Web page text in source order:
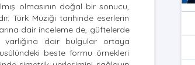
olmasının doğal bir sonucu,
Türk Müziği tarihinde eserlerin
dair inceleme de, güftelerde
varlığına dair bulgular ortaya
beste formu örnekleri